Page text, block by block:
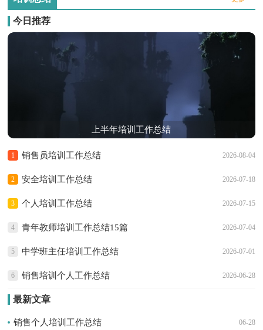
今日推荐
上半年培训工作总结
1 2026-08-04
销售员培训工作总结
2 2026-07-18
安全培训工作总结
3 2026-07-15
个人培训工作总结
4 2026-07-04
青年教师培训工作总结15篇
5 2026-07-01
中学班主任培训工作总结
6 2026-06-28
销售培训个人工作总结
最新文章
06-28
销售个人培训工作总结